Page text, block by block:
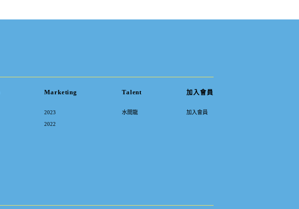
Marketing
2023
2022
Talent
水間龍
加入會員
加入會員